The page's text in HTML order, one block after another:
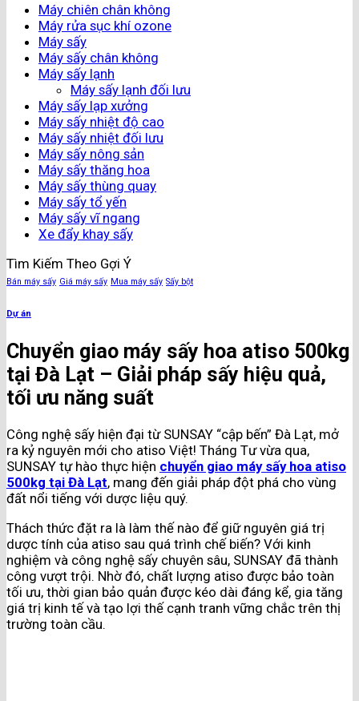
Máy chiên chân không
Máy rửa sục khí ozone
Máy sấy
Máy sấy chân không
Máy sấy lạnh
Máy sấy lạnh đối lưu
Máy sấy lạp xưởng
Máy sấy nhiệt độ cao
Máy sấy nhiệt đối lưu
Máy sấy nông sản
Máy sấy thăng hoa
Máy sấy thùng quay
Máy sấy tổ yến
Máy sấy vĩ ngang
Xe đẩy khay sấy
Tìm Kiếm Theo Gợi Ý
Bán máy sấy Giá máy sấy Mua máy sấy Sấy bột
Dự án
Chuyển giao máy sấy hoa atiso 500kg
tại Đà Lạt – Giải pháp sấy hiệu quả,
tối ưu năng suất
Công nghệ sấy hiện đại từ SUNSAY “cập bến” Đà Lạt, mở
ra kỷ nguyên mới cho atiso Việt! Tháng Tư vừa qua,
SUNSAY tự hào thực hiện chuyển giao máy sấy hoa atiso
500kg tại Đà Lạt, mang đến giải pháp đột phá cho vùng
đất nổi tiếng với dược liệu quý.
Thách thức đặt ra là làm thế nào để giữ nguyên giá trị
dược tính của atiso sau quá trình chế biến? Với kinh
nghiệm và công nghệ sấy chuyên sâu, SUNSAY đã thành
công vượt trội. Nhờ đó, chất lượng atiso được bảo toàn
tối ưu, thời gian bảo quản được kéo dài đáng kể, gia tăng
giá trị kinh tế và tạo lợi thế cạnh tranh vững chắc trên thị
trường toàn cầu.